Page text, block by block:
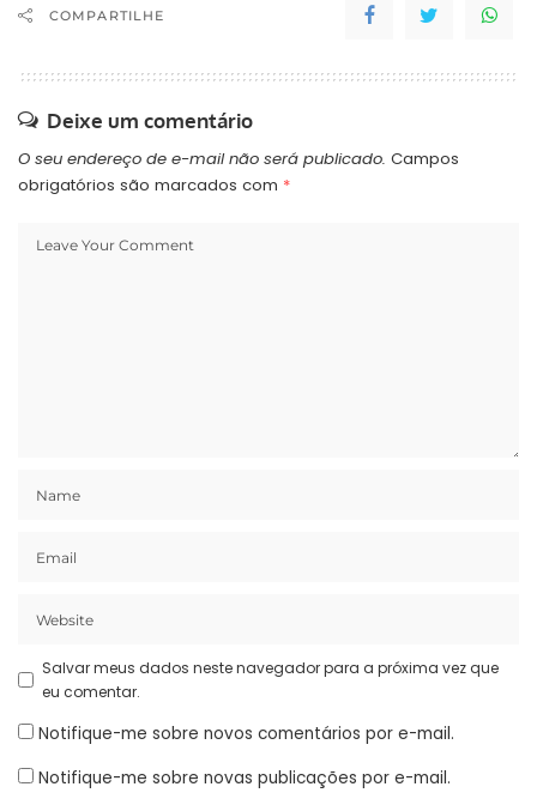
disciplina, coerência com
assumidos nas disputas
COMPARTILHE
Deixe um comentário
O seu endereço de e-mail não será publicado. Campos
obrigatórios são marcados com *
Salvar meus dados neste navegador para a próxima vez que
eu comentar.
Notifique-me sobre novos comentários por e-mail.
Notifique-me sobre novas publicações por e-mail.